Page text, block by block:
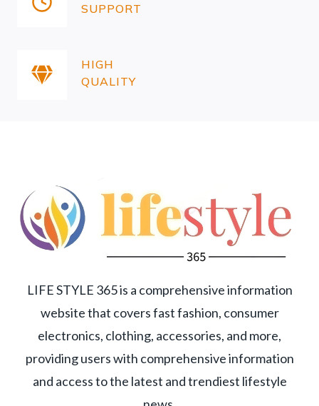
SUPPORT
HIGH
QUALITY
LIFE STYLE 365 is a comprehensive information
website that covers fast fashion, consumer
electronics, clothing, accessories, and more,
providing users with comprehensive information
and access to the latest and trendiest lifestyle